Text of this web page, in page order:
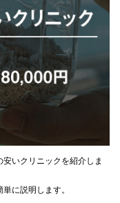
いクリニックを紹介しま
に説明します。